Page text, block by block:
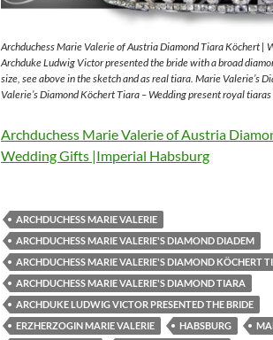
Archduchess Marie Valerie of Austria Diamond Tiara Köchert |
Archduke Ludwig Victor presented the bride with a broad
size, see above in the sketch and as real tiara. Marie Valerie’s
Valerie’s Diamond Köchert Tiara – Wedding present royal
Archduchess Marie Valerie of Austria
Wedding Gifts |Imperial Habsburg
ARCHDUCHESS MARIE VALERIE
ARCHDUCHESS MARIE VALERIE'S DIAMOND DIADEM
ARCHDUCHESS MARIE VALERIE'S DIAMOND KÖCHERT
ARCHDUCHESS MARIE VALERIE'S DIAMOND TIARA
ARCHDUKE LUDWIG VICTOR PRESENTED THE BRIDE
ERZHERZOGIN MARIE VALERIE
HABSBURG